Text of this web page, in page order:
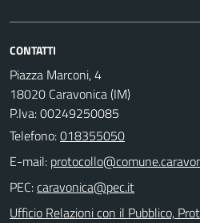
CONTATTI
Piazza Marconi, 4
18020 Caravonica (IM)
P.Iva: 00249250085
Telefono:018355050
E-mail:
PEC:
Ufficio Relazioni con il Pubblico,